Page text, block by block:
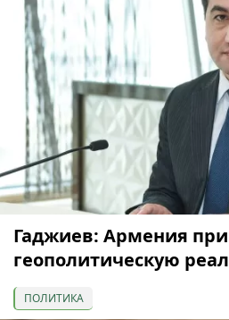
Гаджиев: Армения
геополитическую
ПОЛИТИКА